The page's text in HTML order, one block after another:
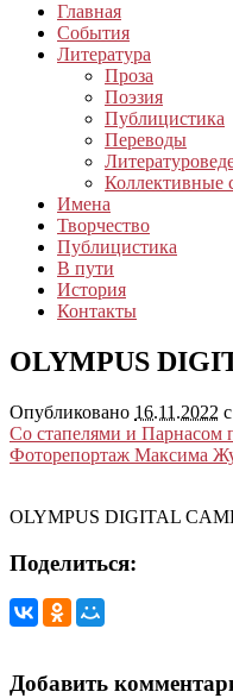
Главная
События
Литература
Проза
Поэзия
Публицистика
Переводы
Коллективные
Имена
Творчество
Публицистика
В пути
История
Контакты
OLYMPUS
Опубликовано 16.11.2022
Со стапелями и Парнасом
Фоторепортаж Максима
OLYMPUS DIGITAL
Поделиться:
Добавить